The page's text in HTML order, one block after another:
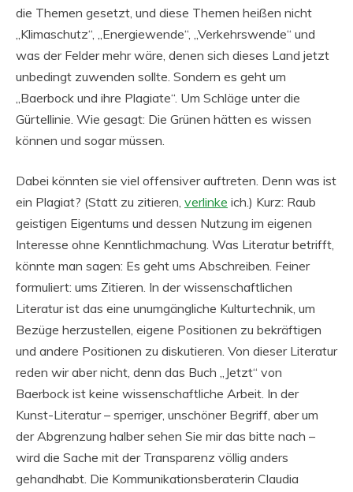
die Themen gesetzt, und diese Themen heißen nicht
„Klimaschutz“, „Energiewende“, „Verkehrswende“ und
was der Felder mehr wäre, denen sich dieses Land jetzt
unbedingt zuwenden sollte. Sondern es geht um
„Baerbock und ihre Plagiate“. Um Schläge unter die
Gürtellinie. Wie gesagt: Die Grünen hätten es wissen
können und sogar müssen.
Dabei könnten sie viel offensiver auftreten. Denn was ist
ein Plagiat? (Statt zu zitieren, verlinke ich.) Kurz: Raub
geistigen Eigentums und dessen Nutzung im eigenen
Interesse ohne Kenntlichmachung. Was Literatur betrifft,
könnte man sagen: Es geht ums Abschreiben. Feiner
formuliert: ums Zitieren. In der wissenschaftlichen
Literatur ist das eine unumgängliche Kulturtechnik, um
Bezüge herzustellen, eigene Positionen zu bekräftigen
und andere Positionen zu diskutieren. Von dieser Literatur
reden wir aber nicht, denn das Buch „Jetzt“ von
Baerbock ist keine wissenschaftliche Arbeit. In der
Kunst-Literatur – sperriger, unschöner Begriff, aber um
der Abgrenzung halber sehen Sie mir das bitte nach –
wird die Sache mit der Transparenz völlig anders
gehandhabt. Die Kommunikationsberaterin Claudia